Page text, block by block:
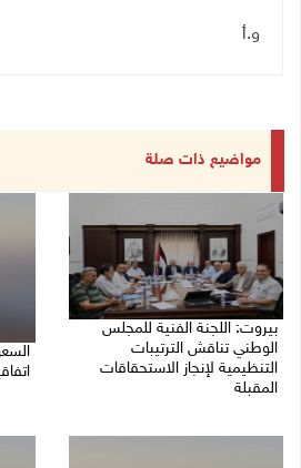
و.أ
مواضيع ذات صلة
بيروت: اللجنة الفنية للمجلس
الوطني تناقش الترتيبات
التنظيمية لإنجاز الاستحقاقات
المقبلة